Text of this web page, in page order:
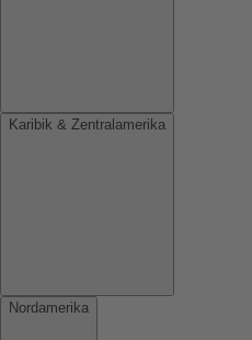
Karibik & Zentralamerika
Nordamerika